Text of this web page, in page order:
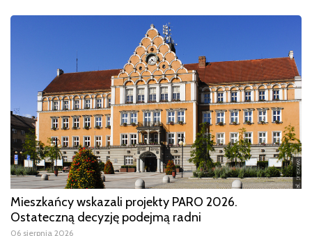
Mieszkańcy wskazali projekty PARO 2026.
Ostateczną decyzję podejmą radni
06 sierpnia 2026